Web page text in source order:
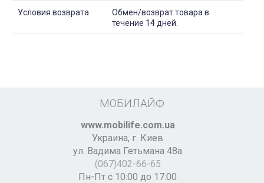
Условия возврата
Обмен/возврат товара в
течение 14 дней.
МОБИЛАЙФ
www.mobilife.com.ua
Украина, г. Киев
ул. Вадима Гетьмана 48а
(067)402-66-65
Пн-Пт с 10:00 до 17:00